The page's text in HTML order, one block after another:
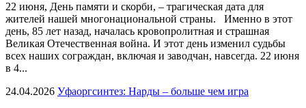
22 июня, День памяти и скорби, – трагическая дата для
жителей нашей многонациональной страны. Именно в этот
день, 85 лет назад, началась кровопролитная и страшная
Великая Отечественная война. И этот день изменил судьбы
всех наших сограждан, включая и заводчан, навсегда. 22 июня
в 4...
24.04.2026 Уфаоргсинтез: Нарды – больше чем игра